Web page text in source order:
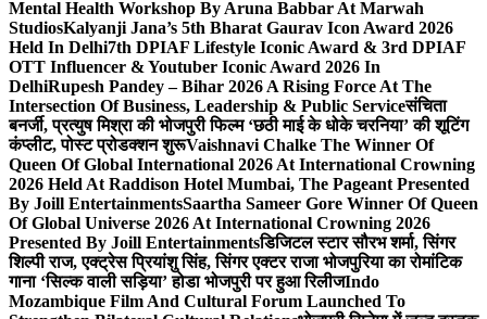
Mental Health Workshop By Aruna Babbar At Marwah
StudiosKalyanji Jana’s 5th Bharat Gaurav Icon Award 2026
Held In Delhi7th DPIAF Lifestyle Iconic Award & 3rd DPIAF
OTT Influencer & Youtuber Iconic Award 2026 In
DelhiRupesh Pandey – Bihar 2026 A Rising Force At The
Intersection Of Business, Leadership & Public Serviceसंचिता
बनर्जी, प्रत्युष मिश्रा की भोजपुरी फिल्म ‘छठी माई के धोके चरनिया’ की शूटिंग
कंप्लीट, पोस्ट प्रोडक्शन शुरूVaishnavi Chalke The Winner Of
Queen Of Global International 2026 At International Crowning
2026 Held At Raddison Hotel Mumbai, The Pageant Presented
By Joill EntertainmentsSaartha Sameer Gore Winner Of Queen
Of Global Universe 2026 At International Crowning 2026
Presented By Joill Entertainmentsडिजिटल स्टार सौरभ शर्मा, सिंगर
शिल्पी राज, एक्ट्रेस प्रियांशु सिंह, सिंगर एक्टर राजा भोजपुरिया का रोमांटिक
गाना ‘सिल्क वाली सड़िया’ होडा भोजपुरी पर हुआ रिलीजIndo
Mozambique Film And Cultural Forum Launched To